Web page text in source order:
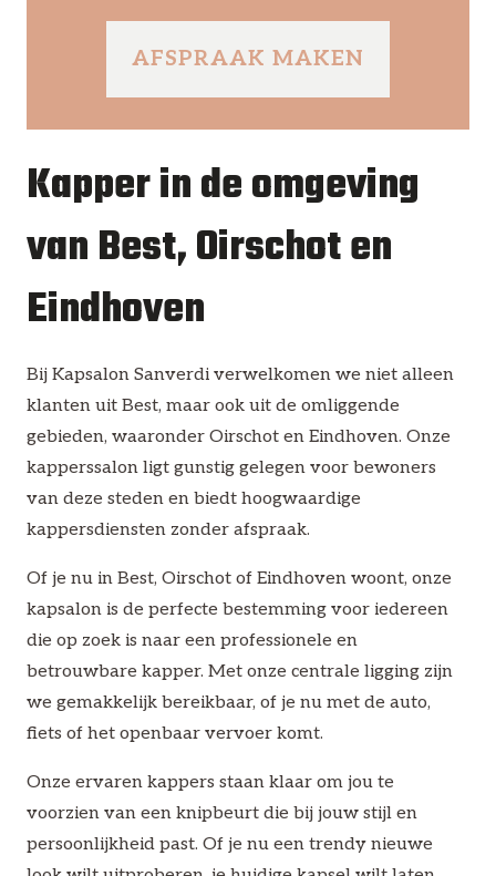
AFSPRAAK MAKEN
Kapper in de omgeving
van Best, Oirschot en
Eindhoven
Bij Kapsalon Sanverdi verwelkomen we niet alleen
klanten uit Best, maar ook uit de omliggende
gebieden, waaronder Oirschot en Eindhoven. Onze
kapperssalon ligt gunstig gelegen voor bewoners
van deze steden en biedt hoogwaardige
kappersdiensten zonder afspraak.
Of je nu in Best, Oirschot of Eindhoven woont, onze
kapsalon is de perfecte bestemming voor iedereen
die op zoek is naar een professionele en
betrouwbare kapper. Met onze centrale ligging zijn
we gemakkelijk bereikbaar, of je nu met de auto,
fiets of het openbaar vervoer komt.
Onze ervaren kappers staan klaar om jou te
voorzien van een knipbeurt die bij jouw stijl en
persoonlijkheid past. Of je nu een trendy nieuwe